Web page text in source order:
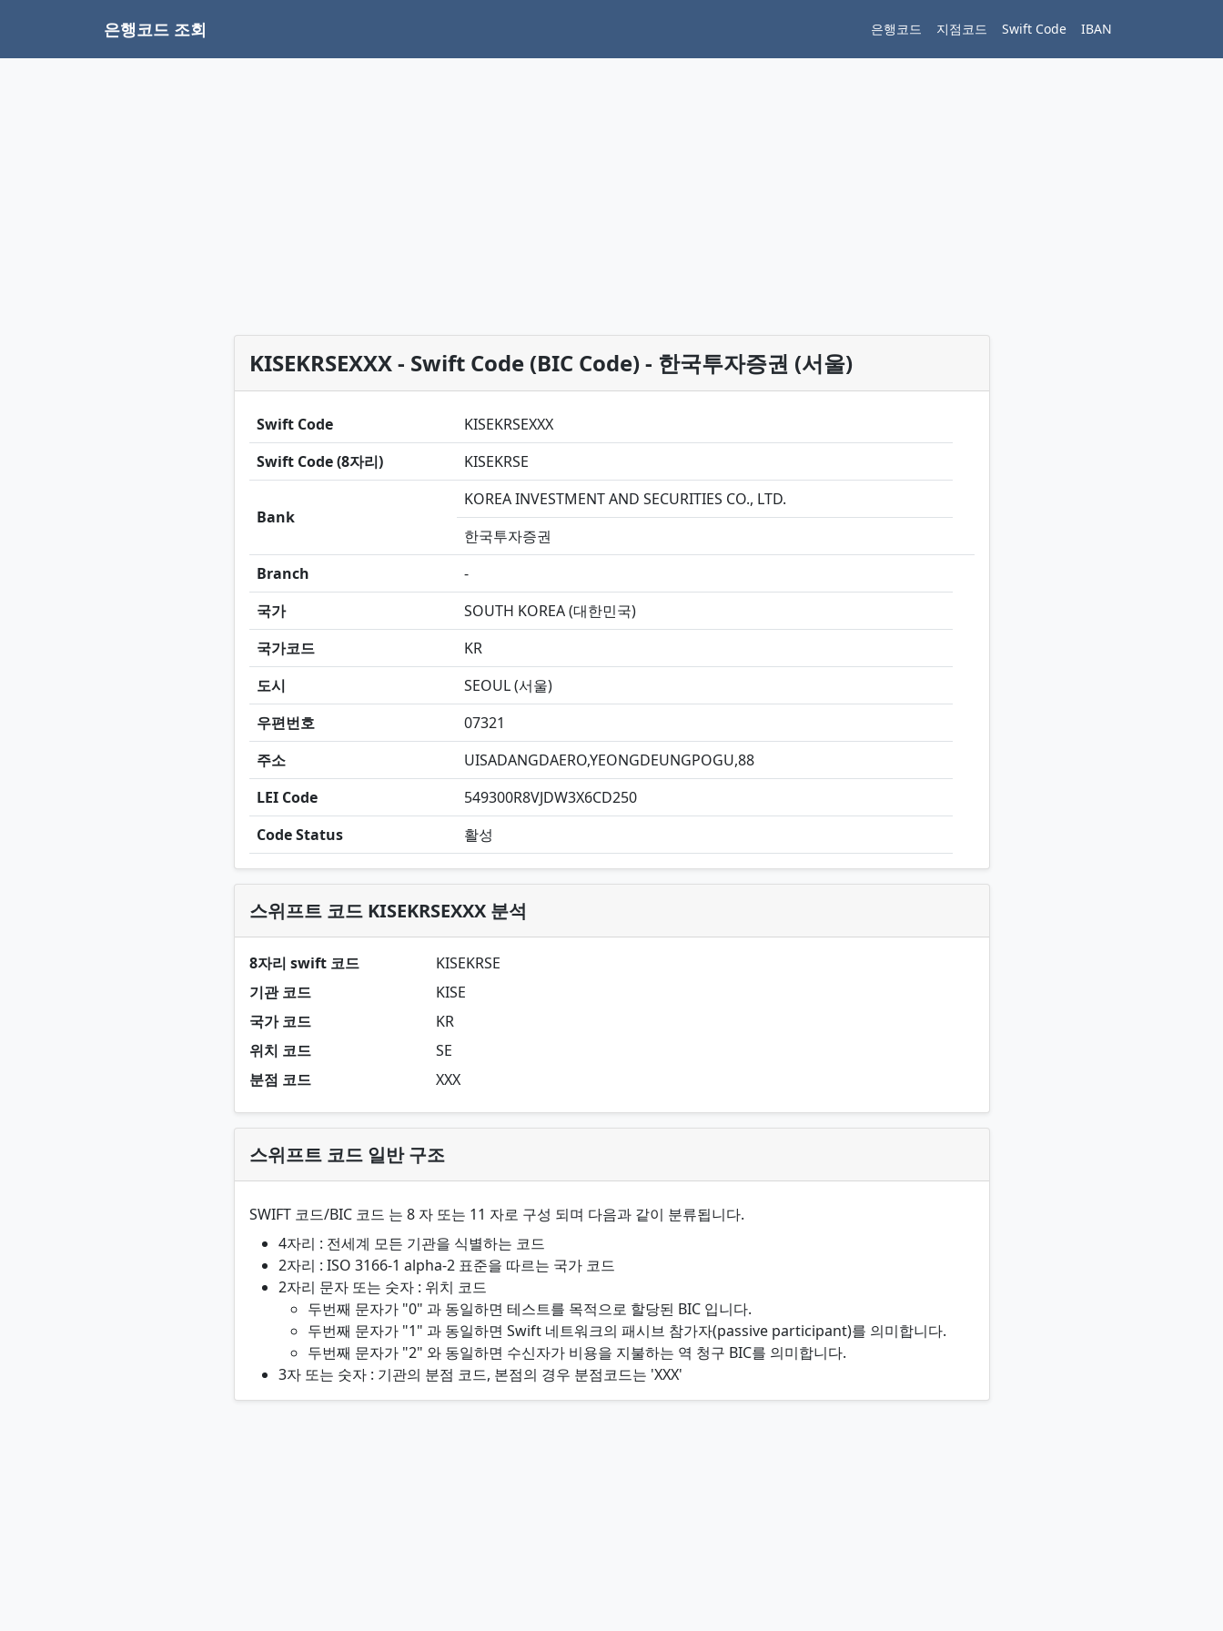
은행코드 조회 은행코드 지점코드 Swift Code IBAN
KISEKRSEXXX - Swift Code (BIC Code) - 한국투자증권 (서울)
Swift Code
KISEKRSEXXX
Swift Code (8자리)
KISEKRSE
Bank
KOREA INVESTMENT AND SECURITIES CO., LTD.
한국투자증권
Branch
-
국가
SOUTH KOREA (대한민국)
국가코드
KR
도시
SEOUL (서울)
우편번호
07321
주소
UISADANGDAERO,YEONGDEUNGPOGU,88
LEI Code
549300R8VJDW3X6CD250
Code Status
활성
스위프트 코드 KISEKRSEXXX 분석
8자리 swift 코드
KISEKRSE
기관 코드
KISE
국가 코드
KR
위치 코드
SE
분점 코드
XXX
스위프트 코드 일반 구조
SWIFT 코드/BIC 코드 는 8 자 또는 11 자로 구성 되며 다음과 같이 분류됩니다.
4자리 : 전세계 모든 기관을 식별하는 코드
2자리 : ISO 3166-1 alpha-2 표준을 따르는 국가 코드
2자리 문자 또는 숫자 : 위치 코드
두번째 문자가 "0" 과 동일하면 테스트를 목적으로 할당된 BIC 입니다.
두번째 문자가 "1" 과 동일하면 Swift 네트워크의 패시브 참가자(passive participant)를 의미합니다.
두번째 문자가 "2" 와 동일하면 수신자가 비용을 지불하는 역 청구 BIC를 의미합니다.
3자 또는 숫자 : 기관의 분점 코드, 본점의 경우 분점코드는 'XXX'